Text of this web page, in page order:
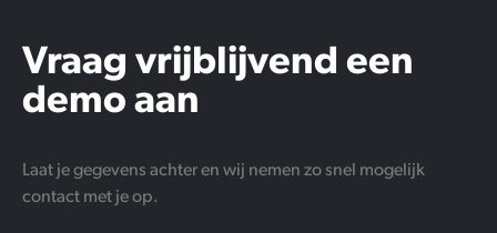
Vraag vrijblijvend een
demo aan
Laat je gegevens achter en wij nemen zo snel mogelijk
contact met je op.